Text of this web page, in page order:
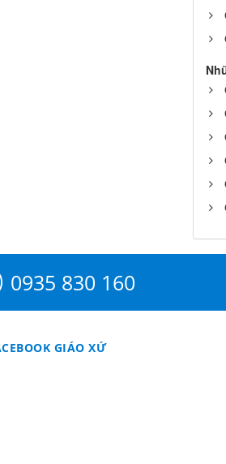
0935 830 160
GIÁO XỨ